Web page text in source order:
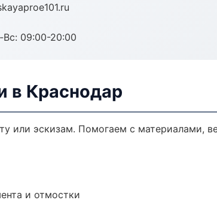
Вс: 09:00-20:00
в Краснодар
или эскизам. Помогаем с материалами,
и отмостки